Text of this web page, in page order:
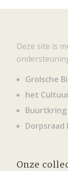
Deze site is
Grolsche
het
Buurtkring
Dorpsraad
Onze